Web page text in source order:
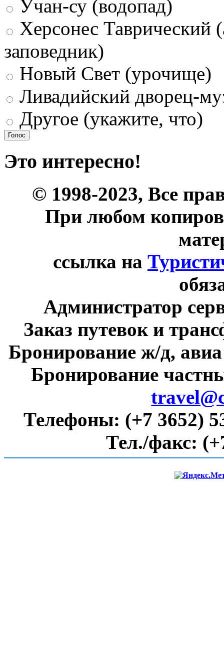
Учан-су (водопад)
Херсонес Таврический
заповедник)
Новый Свет (урочище)
Ливадийский дворец-
Другое (укажите, что)
Это интересно!
© 1998-2023, Все
При любом
ссылка на
Администратор
Заказ путевок и
Бронирование ж/д,
Бронирование
Телефоны: (+7 3652)
Тел./факс: